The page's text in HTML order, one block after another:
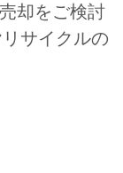
却をご検討
サイクルの